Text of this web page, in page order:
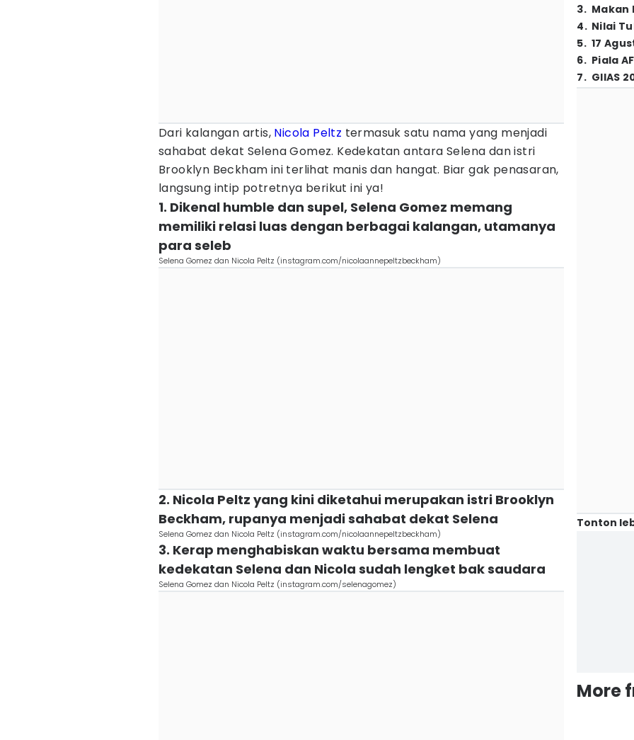
Dari kalangan artis, Nicola Peltz termasuk satu nama yang menjadi
sahabat dekat Selena Gomez. Kedekatan antara Selena dan istri
Brooklyn Beckham ini terlihat manis dan hangat. Biar gak penasaran,
langsung intip potretnya berikut ini ya!
1. Dikenal humble dan supel, Selena Gomez memang
memiliki relasi luas dengan berbagai kalangan, utamanya
para seleb
Selena Gomez dan Nicola Peltz (instagram.com/nicolaannepeltzbeckham)
2. Nicola Peltz yang kini diketahui merupakan istri Brooklyn
Beckham, rupanya menjadi sahabat dekat Selena
Selena Gomez dan Nicola Peltz (instagram.com/nicolaannepeltzbeckham)
3. Kerap menghabiskan waktu bersama membuat
kedekatan Selena dan Nicola sudah lengket bak saudara
Selena Gomez dan Nicola Peltz (instagram.com/selenagomez)
3. Makan
4. Nilai
5. 17
6. Piala
7. GIIAS
Tonton
More